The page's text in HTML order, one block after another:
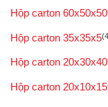
Hộp carton 60x50x50
Hộp carton 35x35x5
Hộp carton 20x30x40
Hộp carton 20x10x15